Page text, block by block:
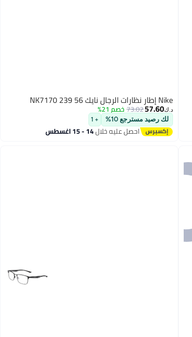
Nike إطار نظارات الرجال نايك NK7170 239 56
د.ك‏57.60
73.02 خصم 21%
لك رصيد مسترجع 10% + 1
احصل عليه خلال14 - 15 اغسطس